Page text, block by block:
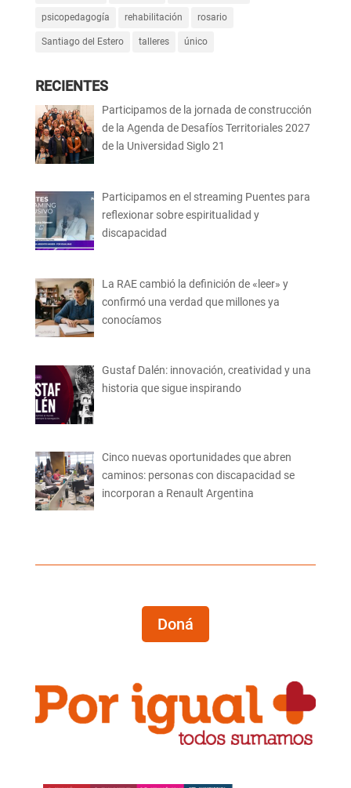
psicopedagogía rehabilitación rosario
Santiago del Estero talleres único
RECIENTES
Participamos de la jornada de construcción
de la Agenda de Desafíos Territoriales 2027
de la Universidad Siglo 21
Participamos en el streaming Puentes para
reflexionar sobre espiritualidad y
discapacidad
La RAE cambió la definición de «leer» y
confirmó una verdad que millones ya
conocíamos
Gustaf Dalén: innovación, creatividad y una
historia que sigue inspirando
Cinco nuevas oportunidades que abren
caminos: personas con discapacidad se
incorporan a Renault Argentina
Doná